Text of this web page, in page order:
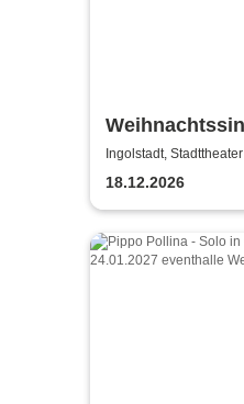
Nacht
de Paruta
Ingolstadt,
18.12.2026